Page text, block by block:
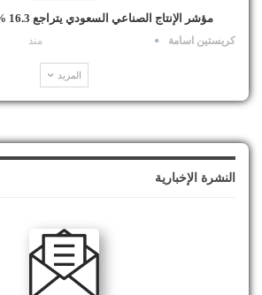
مؤشر الإنتاج الصناعي السعودي يتراجع 16.3 % في يونيو تحت…
كريستين اسامة منذ
المزيد
النشرة الإخبارية